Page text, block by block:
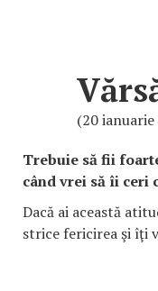
(20
Trebuie să fii
când vrei să îi ceri
Dacă ai această
strice fericirea şi îţi